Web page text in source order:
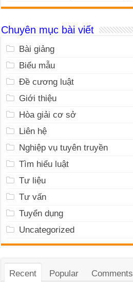
Chuyên mục bài viết
Bài giảng
Biểu mẫu
Đề cương luật
Giới thiệu
Hòa giải cơ sở
Liên hệ
Nghiệp vụ tuyên truyền
Tìm hiểu luật
Tư liệu
Tư vấn
Tuyển dụng
Uncategorized
Recent Popular Comments